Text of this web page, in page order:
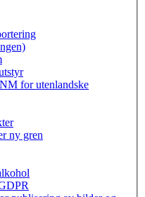
for utenlandske
ny gren